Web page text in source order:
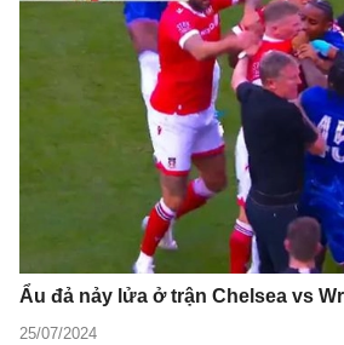
Ẩu đả nảy lửa ở trận Chelsea vs
25/07/2024